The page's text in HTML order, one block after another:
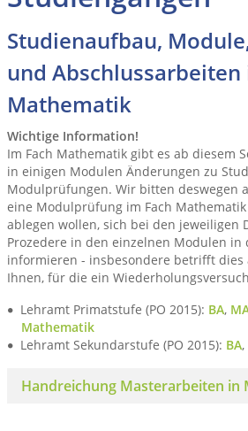
Studienaufbau,
und Abschlussarbeiten
Mathematik
Wichtige Information!
Im Fach Mathematik gibt es ab diesem
in einigen Modulen Änderungen zu
Modulprüfungen. Wir bitten deswegen
eine Modulprüfung im Fach
ablegen wollen, sich bei den jeweiligen
Prozedere in den einzelnen Modulen in
informieren - insbesondere betrifft
Ihnen, für die ein
Lehramt Primatstufe (PO 2015): BA,
Mathematik
Lehramt Sekundarstufe (PO 2015): BA,
Handreichung Masterarbeiten in